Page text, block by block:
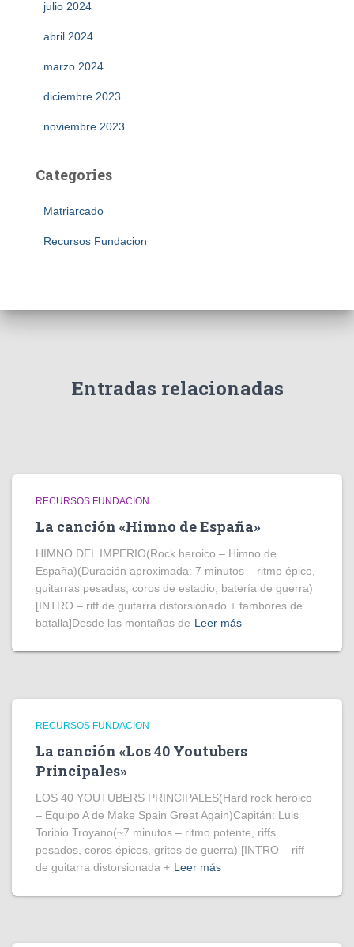
julio 2024
abril 2024
marzo 2024
diciembre 2023
noviembre 2023
Categories
Matriarcado
Recursos Fundacion
Entradas relacionadas
RECURSOS FUNDACION
La canción «Himno de España»
HIMNO DEL IMPERIO(Rock heroico – Himno de
España)(Duración aproximada: 7 minutos – ritmo épico,
guitarras pesadas, coros de estadio, batería de guerra)
[INTRO – riff de guitarra distorsionado + tambores de
batalla]Desde las montañas de Leer más
RECURSOS FUNDACION
La canción «Los 40 Youtubers
Principales»
LOS 40 YOUTUBERS PRINCIPALES(Hard rock heroico
– Equipo A de Make Spain Great Again)Capitán: Luis
Toribio Troyano(~7 minutos – ritmo potente, riffs
pesados, coros épicos, gritos de guerra) [INTRO – riff
de guitarra distorsionada + Leer más